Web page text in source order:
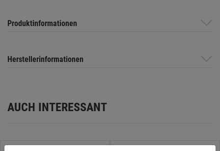
Produktinformationen
Herstellerinformationen
AUCH INTERESSANT